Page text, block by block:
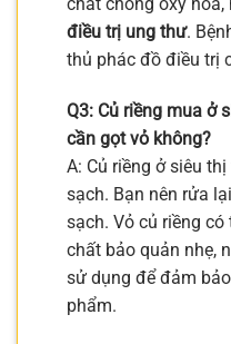
chất chống oxy hóa,
điều trị ung thư.
thủ phác đồ điều trị
Q3: Củ riềng mua ở
cần gọt vỏ không?
A: Củ riềng ở siêu
sạch. Bạn nên rửa
sạch. Vỏ củ riềng
chất bảo quản nhẹ,
sử dụng để đảm
phẩm.